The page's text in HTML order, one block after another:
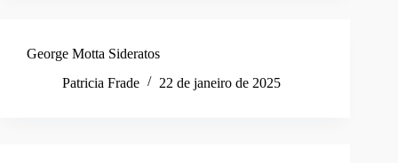
George Motta Sideratos
Patricia Frade
22 de janeiro de 2025